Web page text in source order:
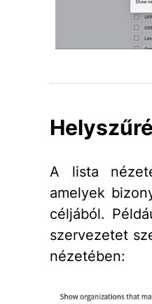
A lista
amelyek
céljából.
szervezetet
nézetében: